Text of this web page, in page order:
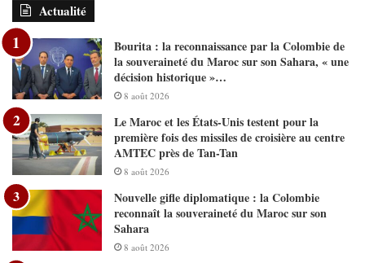
Actualité
Bourita : la reconnaissance par la Colombie de
la souveraineté du Maroc sur son Sahara, « une
décision historique »…
8 août 2026
Le Maroc et les États-Unis testent pour la
première fois des missiles de croisière au centre
AMTEC près de Tan-Tan
8 août 2026
Nouvelle gifle diplomatique : la Colombie
reconnaît la souveraineté du Maroc sur son
Sahara
8 août 2026